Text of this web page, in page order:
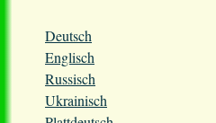
Deutsch
Englisch
Russisch
Ukrainisch